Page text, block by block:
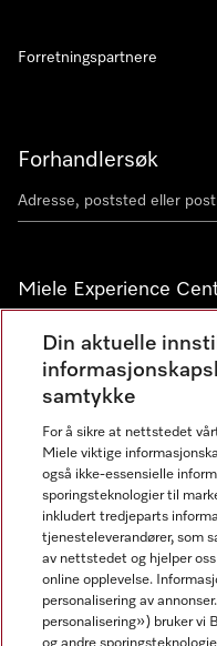
Forhandlersøk
Miele Experience
Miele Experience Center
Miele Outlet Nesbru
Nyhetsbrev
Forretningspartnere
Din aktuelle
samtykke
For å sikre at nettstedet
Miele viktige
også ikke-essensielle
sporingsteknologier til
inkludert tredjeparts
tjenesteleverandører, som
av nettstedet og hjelper
online opplevelse.
personalisering av
personalisering») bruker vi